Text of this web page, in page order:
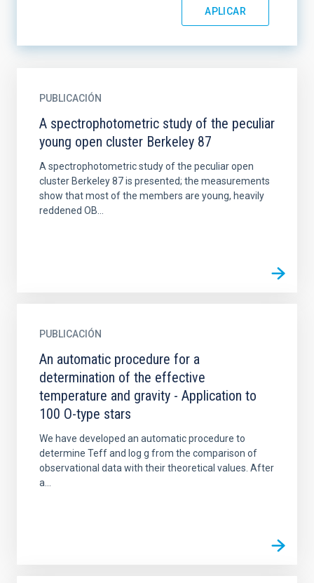
PUBLICACIÓN
A spectrophotometric study of the peculiar
young open cluster Berkeley 87
A spectrophotometric study of the peculiar open
cluster Berkeley 87 is presented; the measurements
show that most of the members are young, heavily
reddened OB...
PUBLICACIÓN
An automatic procedure for a
determination of the effective
temperature and gravity - Application to
100 O-type stars
We have developed an automatic procedure to
determine Teff and log g from the comparison of
observational data with their theoretical values. After
a...